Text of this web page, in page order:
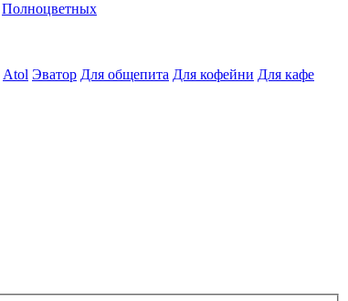
Полноцветных
Atol Эватор Для общепита Для кофейни Для кафе